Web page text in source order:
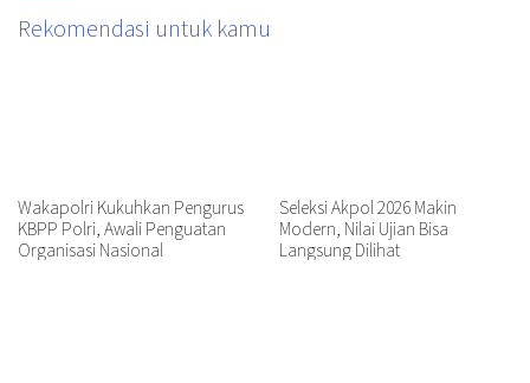
Rekomendasi untuk kamu
Wakapolri Kukuhkan Pengurus
KBPP Polri, Awali Penguatan
Organisasi Nasional
Seleksi Akpol 2026 Makin
Modern, Nilai Ujian Bisa
Langsung Dilihat